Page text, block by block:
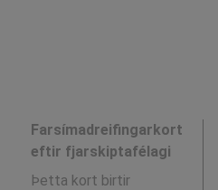
Farsímadreifingarkort
eftir fjarskiptafélagi
Þetta kort birtir